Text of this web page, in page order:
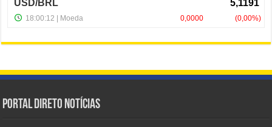
Portal Direto Notícias